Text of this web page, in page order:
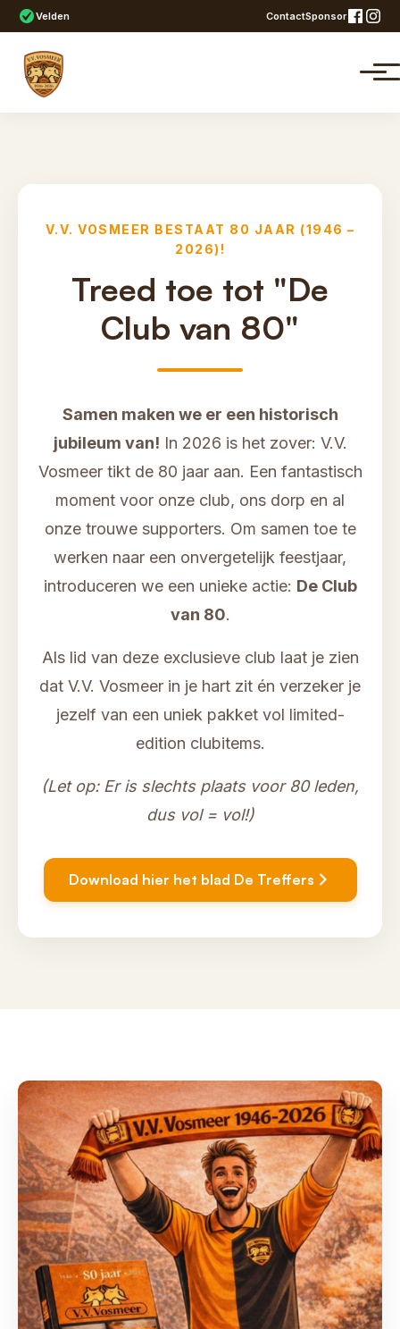
Velden ContactSponsor
V.V. VOSMEER BESTAAT 80 JAAR (1946 –
2026)!
Treed toe tot "De
Club van 80"
Samen maken we er een historisch
jubileum van! In 2026 is het zover: V.V.
Vosmeer tikt de 80 jaar aan. Een fantastisch
moment voor onze club, ons dorp en al
onze trouwe supporters. Om samen toe te
werken naar een onvergetelijk feestjaar,
introduceren we een unieke actie: De Club
van 80.
Als lid van deze exclusieve club laat je zien
dat V.V. Vosmeer in je hart zit én verzeker je
jezelf van een uniek pakket vol limited-
edition clubitems.
(Let op: Er is slechts plaats voor 80 leden,
dus vol = vol!)
Download hier het blad De Treffers